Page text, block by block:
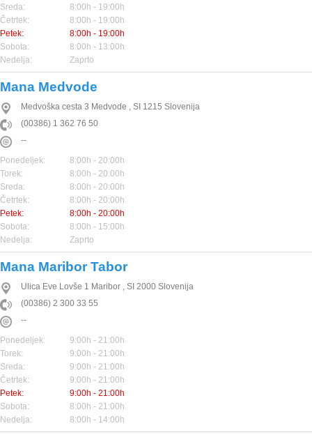
Sreda:
8:00h - 19:00h
Četrtek:
8:00h - 19:00h
Petek:
8:00h - 19:00h
Sobota:
8:00h - 13:00h
Nedelja:
Zaprto
Mana Medvode
Medvoška cesta 3 Medvode , SI 1215 Slovenija
(00386) 1 362 76 50
--
Ponedeljek:
8:00h - 20:00h
Torek:
8:00h - 20:00h
Sreda:
8:00h - 20:00h
Četrtek:
8:00h - 20:00h
Petek:
8:00h - 20:00h
Sobota:
8:00h - 15:00h
Nedelja:
Zaprto
Mana Maribor Tabor
Ulica Eve Lovše 1 Maribor , SI 2000 Slovenija
(00386) 2 300 33 55
--
Ponedeljek:
9:00h - 21:00h
Torek:
9:00h - 21:00h
Sreda:
9:00h - 21:00h
Četrtek:
9:00h - 21:00h
Petek:
9:00h - 21:00h
Sobota:
8:00h - 21:00h
Nedelja:
8:00h - 14:00h